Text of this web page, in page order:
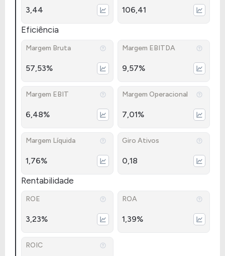
3,44 106,41
Eficiência
Margem Bruta
57,53%
Margem EBITDA
9,57%
Margem EBIT
6,48%
Margem Operacional
7,01%
Margem Líquida
1,76%
Giro Ativos
0,18
Rentabilidade
ROE
3,23%
ROA
1,39%
ROIC